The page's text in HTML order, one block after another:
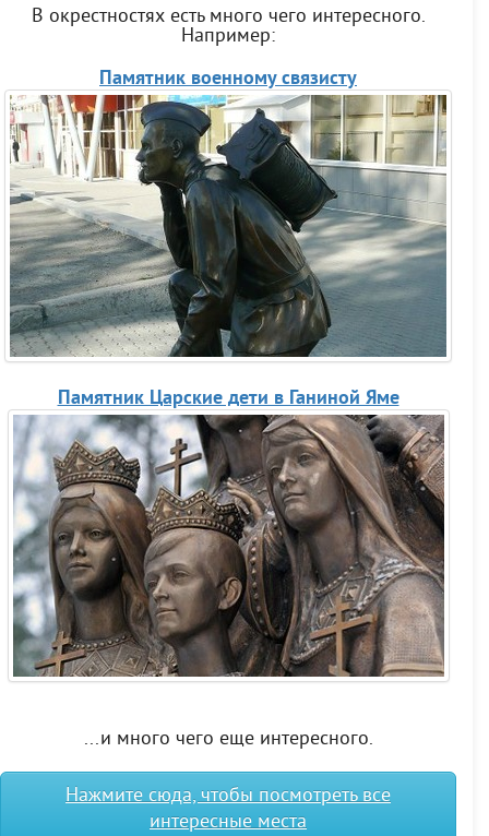
В окрестностях есть много чего интересного.
Например:
Памятник военному связисту
Памятник Царские дети в Ганиной Яме
...и много чего еще интересного.
Нажмите сюда, чтобы посмотреть все
интересные места